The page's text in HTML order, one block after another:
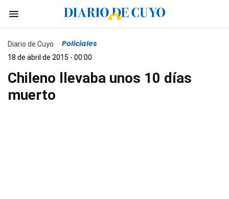
Diario de Cuyo Policiales
18 de abril de 2015 - 00:00
Chileno llevaba unos 10 días
muerto